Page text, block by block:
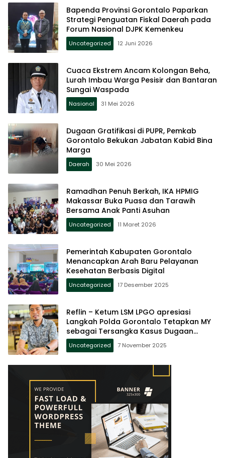
Bapenda Provinsi Gorontalo Paparkan
Strategi Penguatan Fiskal Daerah pada
Forum Nasional DJPK Kemenkeu
Uncategorized 12 Juni 2026
Cuaca Ekstrem Ancam Kolongan Beha,
Lurah Imbau Warga Pesisir dan Bantaran
Sungai Waspada
Nasional 31 Mei 2026
Dugaan Gratifikasi di PUPR, Pemkab
Gorontalo Bekukan Jabatan Kabid Bina
Marga
Daerah 30 Mei 2026
Ramadhan Penuh Berkah, IKA HPMIG
Makassar Buka Puasa dan Tarawih
Bersama Anak Panti Asuhan
Uncategorized 11 Maret 2026
Pemerintah Kabupaten Gorontalo
Menancapkan Arah Baru Pelayanan
Kesehatan Berbasis Digital
Uncategorized 17 Desember 2025
Reflin – Ketum LSM LPGO apresiasi
Langkah Polda Gorontalo Tetapkan MY
sebagai Tersangka Kasus Dugaan
Penipuan Jamaah Haji
Uncategorized 7 November 2025